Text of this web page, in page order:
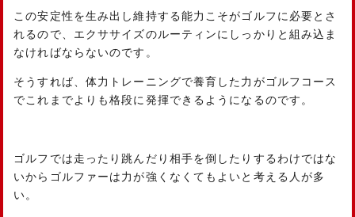
この安定性を生み出し維持する能力こそがゴルフに必要とさ
れるので、エクササイズのルーティンにしっかりと組み込ま
なければならないのです。
そうすれば、体力トレーニングで養育した力がゴルフコース
でこれまでよりも格段に発揮できるようになるのです。
ゴルフでは走ったり跳んだり相手を倒したりするわけではな
いからゴルファーは力が強くなくてもよいと考える人が多
い。